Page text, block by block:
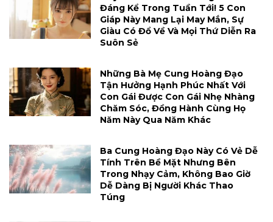
Đáng Kể Trong Tuần Tới! 5 Con
Giáp Này Mang Lại May Mắn, Sự
Giàu Có Đổ Về Và Mọi Thứ Diễn Ra
Suôn Sẻ
Những Bà Mẹ Cung Hoàng Đạo
Tận Hưởng Hạnh Phúc Nhất Với
Con Gái Được Con Gái Nhẹ Nhàng
Chăm Sóc, Đồng Hành Cùng Họ
Năm Này Qua Năm Khác
Ba Cung Hoàng Đạo Này Có Vẻ Dễ
Tính Trên Bề Mặt Nhưng Bên
Trong Nhạy Cảm, Không Bao Giờ
Dễ Dàng Bị Người Khác Thao
Túng